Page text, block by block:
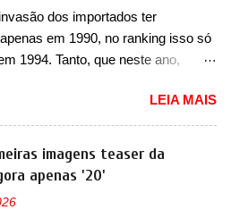
a perda de força motriz,
a atualização do software do
ser mutável com avanços
que a concorrência nunca
e agora ela abre uma
nos irmãos Pulse e
Fiat Strada é mais do que uma
verdadeira revolução no
Há alguns anos era
pensar que uma picape chagaria ao
dos importados ter
em 1990, no ranking isso só
1994. Tanto, que neste ano,
Chevrolet Corsa, o mais
no ranking que perdurou no
até início de 2012 e com
grandioso lançamento da
assustou a concorrência. Nesse
era lançada a nova geração do
LEIA MAIS
imagens teaser da
apenas '20'